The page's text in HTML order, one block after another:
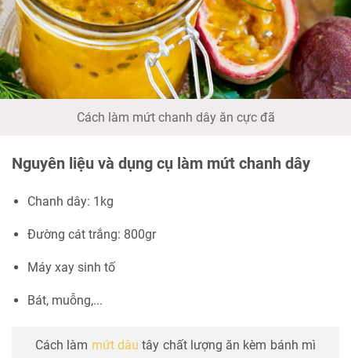
Cách làm mứt chanh dây ăn cực đã
Nguyên liệu và dụng cụ làm mứt chanh dây
Chanh dây: 1kg
Đường cát trắng: 800gr
Máy xay sinh tố
Bát, muỗng,...
Cách làm mứt dâu tây chất lượng ăn kèm bánh mì